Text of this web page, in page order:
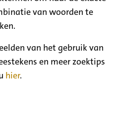
van woorden te
van het gebruik van
en meer zoektips
hier.